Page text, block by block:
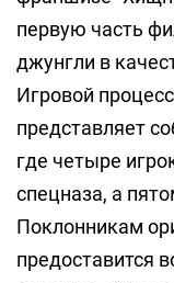
первую часть
джунгли в
Игровой
представляет
где четыре
спецназа, а
Поклонникам
предоставится